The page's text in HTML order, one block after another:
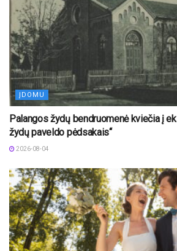
ĮDOMU
Palangos žydų bendruomenė kviečia į
žydų paveldo pėdsakais“
2026-08-04